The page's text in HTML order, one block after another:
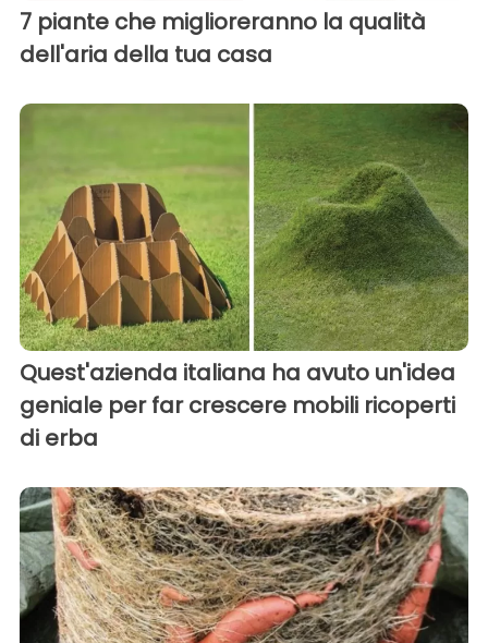
7 piante che miglioreranno la qualità
dell'aria della tua casa
Quest'azienda italiana ha avuto un'idea
geniale per far crescere mobili ricoperti
di erba